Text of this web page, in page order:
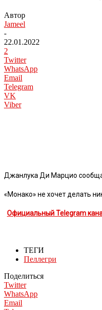
Автор
Jameel
-
22.01.2022
2
Twitter
WhatsApp
Email
Telegram
VK
Viber
Джанлука Ди Марцио
«Монако» не хочет делать
Официальный Telegram
ТЕГИ
Пеллегри
Поделиться
Twitter
WhatsApp
Email